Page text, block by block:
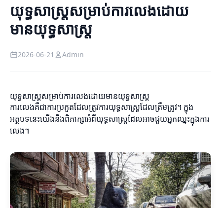
យុទ្ធសាស្ត្រសម្រាប់ការលេងដោយ
មានយុទ្ធសាស្ត្រ
2026-06-21 Admin
យុទ្ធសាស្ត្រសម្រាប់ការលេងដោយមានយុទ្ធសាស្ត្រ
ការលេងគឺជាការប្រកួតដែលត្រូវការយុទ្ធសាស្ត្រដែលត្រឹមត្រូវ។ ក្នុង
អត្ថបទនេះយើងនឹងពិភាក្សាអំពីយុទ្ធសាស្ត្រដែលអាចជួយអ្នកឈ្នះក្នុងការ
លេង។